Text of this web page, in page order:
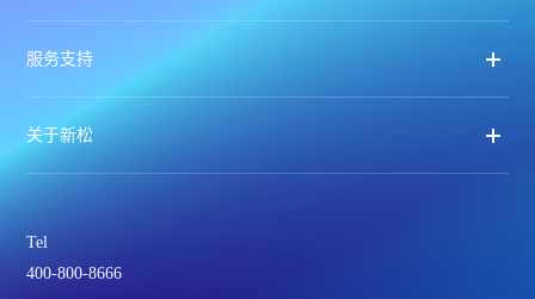
服务支持
关于新松
Tel
400-800-8666